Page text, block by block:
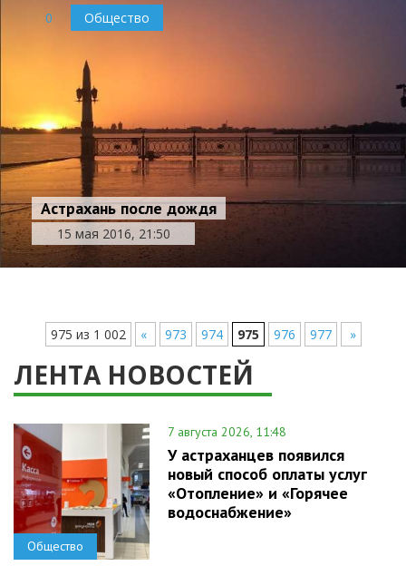
0 Общество
Астрахань после дождя
15 мая 2016, 21:50
975 из 1 002 « 973 974 975 976 977 »
ЛЕНТА НОВОСТЕЙ
Общество
7 августа 2026, 11:48
У астраханцев появился
новый способ оплаты услуг
«Отопление» и «Горячее
водоснабжение»